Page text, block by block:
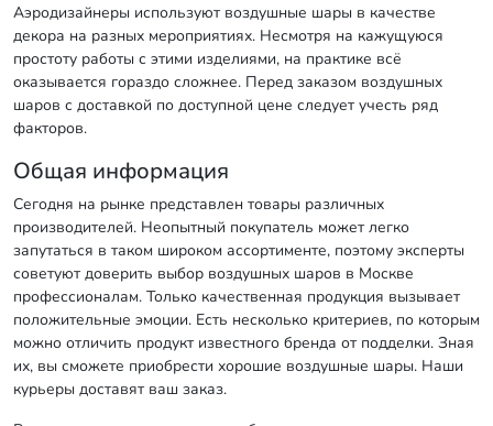
Аэродизайнеры используют воздушные шары в качестве
декора на разных мероприятиях. Несмотря на кажущуюся
простоту работы с этими изделиями, на практике всё
оказывается гораздо сложнее. Перед заказом воздушных
шаров с доставкой по доступной цене следует учесть ряд
факторов.
Общая информация
Сегодня на рынке представлен товары различных
производителей. Неопытный покупатель может легко
запутаться в таком широком ассортименте, поэтому эксперты
советуют доверить выбор воздушных шаров в Москве
профессионалам. Только качественная продукция вызывает
положительные эмоции. Есть несколько критериев, по которым
можно отличить продукт известного бренда от подделки. Зная
их, вы сможете приобрести хорошие воздушные шары. Наши
курьеры доставят ваш заказ.